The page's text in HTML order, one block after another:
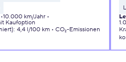
10.000 km/Jahr
Kaufoption
: 4,4 l/100 km
CO₂-Emissionen